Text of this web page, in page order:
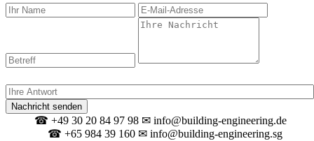
Nachricht senden
☎ +49 30 20 84 97 98 ✉ info@building-engineering.de
☎ +65 984 39 160 ✉ info@building-engineering.sg